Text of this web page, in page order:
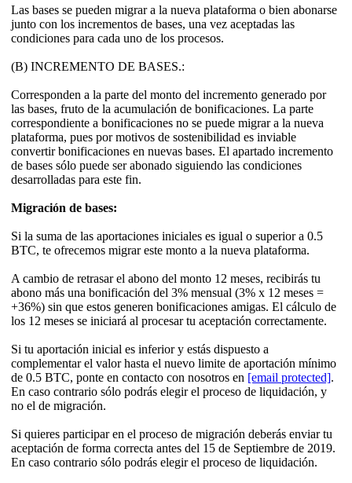
Las bases se pueden migrar a la nueva plataforma o bien abonarse
junto con los incrementos de bases, una vez aceptadas las
condiciones para cada uno de los procesos.
(B) INCREMENTO DE BASES.:
Corresponden a la parte del monto del incremento generado por
las bases, fruto de la acumulación de bonificaciones. La parte
correspondiente a bonificaciones no se puede migrar a la nueva
plataforma, pues por motivos de sostenibilidad es inviable
convertir bonificaciones en nuevas bases. El apartado incremento
de bases sólo puede ser abonado siguiendo las condiciones
desarrolladas para este fin.
Migración de bases:
Si la suma de las aportaciones iniciales es igual o superior a 0.5
BTC, te ofrecemos migrar este monto a la nueva plataforma.
A cambio de retrasar el abono del monto 12 meses, recibirás tu
abono más una bonificación del 3% mensual (3% x 12 meses =
+36%) sin que estos generen bonificaciones amigas. El cálculo de
los 12 meses se iniciará al procesar tu aceptación correctamente.
Si tu aportación inicial es inferior y estás dispuesto a
complementar el valor hasta el nuevo limite de aportación mínimo
de 0.5 BTC, ponte en contacto con nosotros en [email protected].
En caso contrario sólo podrás elegir el proceso de liquidación, y
no el de migración.
Si quieres participar en el proceso de migración deberás enviar tu
aceptación de forma correcta antes del 15 de Septiembre de 2019.
En caso contrario sólo podrás elegir el proceso de liquidación.